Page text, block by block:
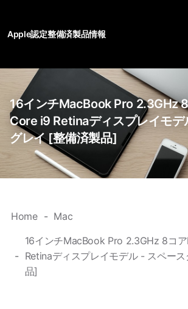
Apple認定整備済製品情報
16インチMacBook Pro 2.3GHz
Core i9 Retinaディスプレイモデ
グレイ [整備済製品]
Home Mac
16インチMacBook Pro 2.3GHz 8コ
Retinaディスプレイモデル - スペー
品]